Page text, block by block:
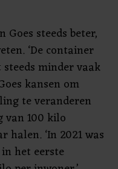
steeds beter,
‘De container
minder vaak
kansen om
te veranderen
100 kilo
‘In 2021 was
het eerste